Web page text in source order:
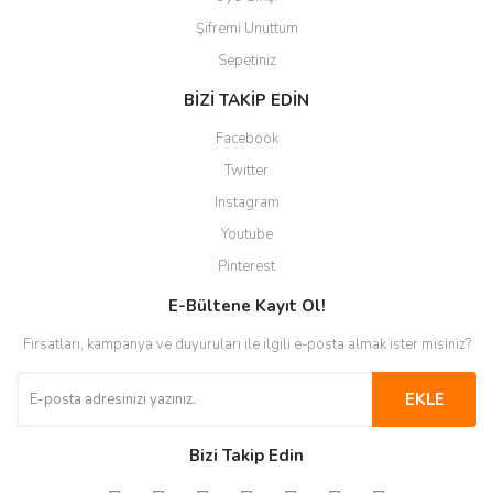
Şifremi Unuttum
Sepetiniz
BİZİ TAKİP EDİN
Facebook
Twitter
Instagram
Youtube
Pinterest
E-Bültene Kayıt Ol!
Fırsatları, kampanya ve duyuruları ile ilgili e-posta almak ister misiniz?
EKLE
Bizi Takip Edin